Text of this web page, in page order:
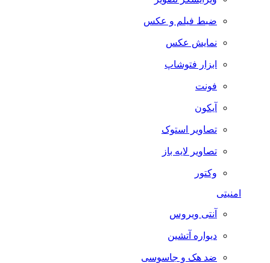
ضبط فيلم و عكس
نمایش عکس
ابزار فتوشاپ
فونت
آیکون
تصاویر استوک
تصاویر لایه باز
وکتور
آنتی ویروس
دیواره آتشین
ضد هک و جاسوسی